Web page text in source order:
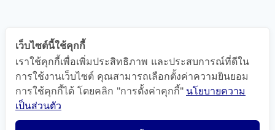
เว็บไซต์นี้ใช้คุกกี้
เราใช้คุกกี้เพื่อเพิ่มประสิทธิภาพ และประสบการณ์ที่ดีใน
การใช้งานเว็บไซต์ คุณสามารถเลือกตั้งค่าความยินยอม
การใช้คุกกี้ได้ โดยคลิก "การตั้งค่าคุกกี้" นโยบายความ
เป็นส่วนตัว